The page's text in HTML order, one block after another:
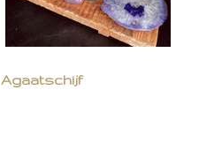
Agaatschijf